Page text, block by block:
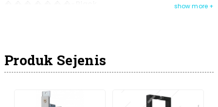
Produk Sejenis